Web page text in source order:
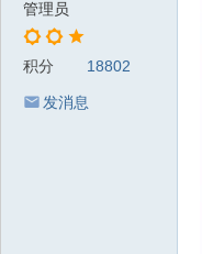
管理员
积分 18802
发消息